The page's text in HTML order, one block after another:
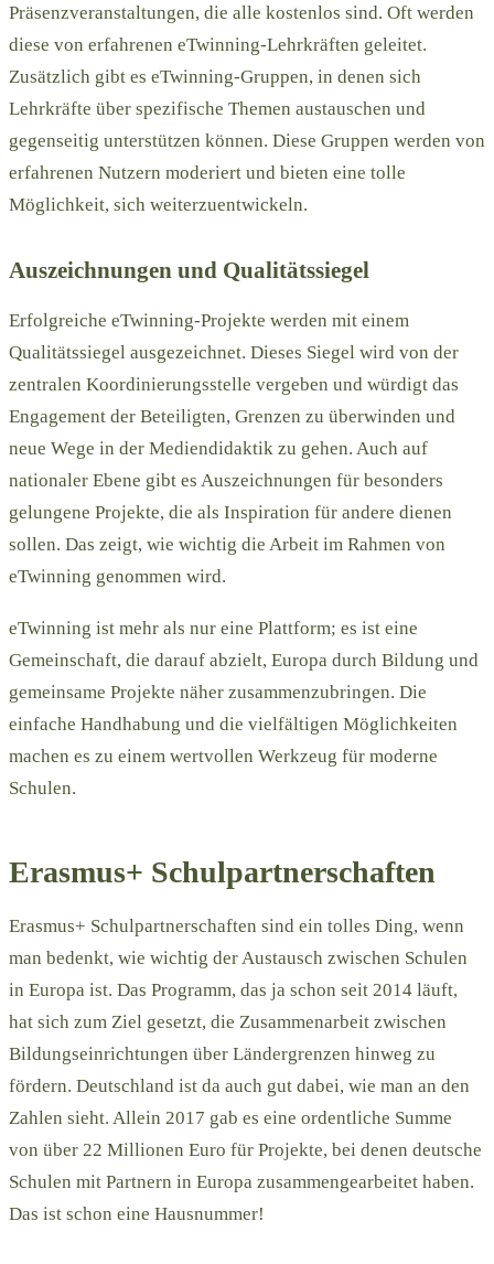
Präsenzveranstaltungen, die alle kostenlos sind. Oft werden
diese von erfahrenen eTwinning-Lehrkräften geleitet.
Zusätzlich gibt es eTwinning-Gruppen, in denen sich
Lehrkräfte über spezifische Themen austauschen und
gegenseitig unterstützen können. Diese Gruppen werden von
erfahrenen Nutzern moderiert und bieten eine tolle
Möglichkeit, sich weiterzuentwickeln.
Auszeichnungen und Qualitätssiegel
Erfolgreiche eTwinning-Projekte werden mit einem
Qualitätssiegel ausgezeichnet. Dieses Siegel wird von der
zentralen Koordinierungsstelle vergeben und würdigt das
Engagement der Beteiligten, Grenzen zu überwinden und
neue Wege in der Mediendidaktik zu gehen. Auch auf
nationaler Ebene gibt es Auszeichnungen für besonders
gelungene Projekte, die als Inspiration für andere dienen
sollen. Das zeigt, wie wichtig die Arbeit im Rahmen von
eTwinning genommen wird.
eTwinning ist mehr als nur eine Plattform; es ist eine
Gemeinschaft, die darauf abzielt, Europa durch Bildung und
gemeinsame Projekte näher zusammenzubringen. Die
einfache Handhabung und die vielfältigen Möglichkeiten
machen es zu einem wertvollen Werkzeug für moderne
Schulen.
Erasmus+ Schulpartnerschaften
Erasmus+ Schulpartnerschaften sind ein tolles Ding, wenn
man bedenkt, wie wichtig der Austausch zwischen Schulen
in Europa ist. Das Programm, das ja schon seit 2014 läuft,
hat sich zum Ziel gesetzt, die Zusammenarbeit zwischen
Bildungseinrichtungen über Ländergrenzen hinweg zu
fördern. Deutschland ist da auch gut dabei, wie man an den
Zahlen sieht. Allein 2017 gab es eine ordentliche Summe
von über 22 Millionen Euro für Projekte, bei denen deutsche
Schulen mit Partnern in Europa zusammengearbeitet haben.
Das ist schon eine Hausnummer!